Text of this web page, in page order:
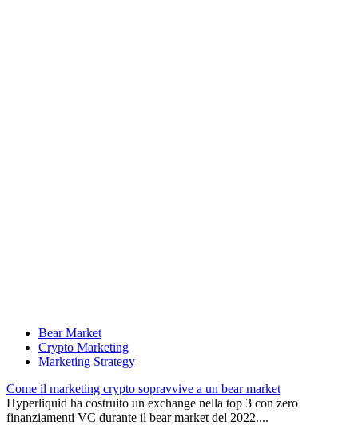
Bear Market
Crypto Marketing
Marketing Strategy
Come il marketing crypto sopravvive a un bear market
Hyperliquid ha costruito un exchange nella top 3 con zero
finanziamenti VC durante il bear market del 2022....